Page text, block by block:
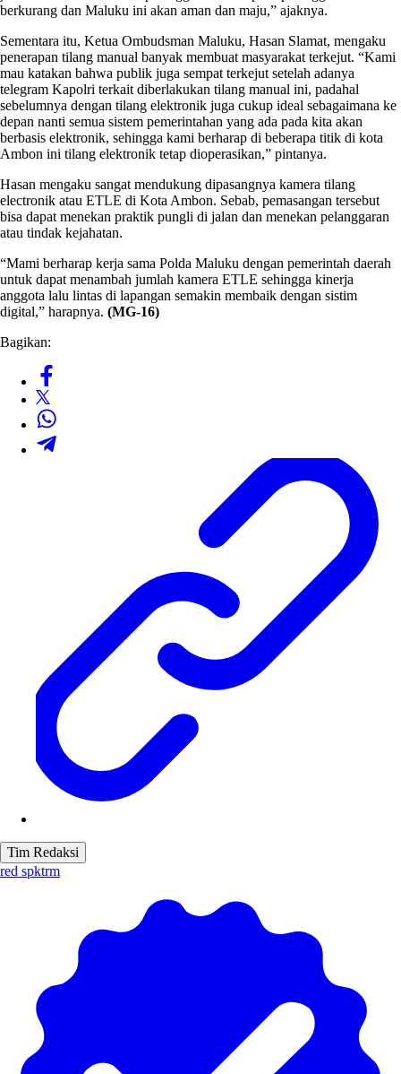
berkurang dan Maluku ini akan aman dan maju,” ajaknya.
Sementara itu, Ketua Ombudsman Maluku, Hasan Slamat, mengaku
penerapan tilang manual banyak membuat masyarakat terkejut. “Kami
mau katakan bahwa publik juga sempat terkejut setelah adanya
telegram Kapolri terkait diberlakukan tilang manual ini, padahal
sebelumnya dengan tilang elektronik juga cukup ideal sebagaimana ke
depan nanti semua sistem pemerintahan yang ada pada kita akan
berbasis elektronik, sehingga kami berharap di beberapa titik di kota
Ambon ini tilang elektronik tetap dioperasikan,” pintanya.
Hasan mengaku sangat mendukung dipasangnya kamera tilang
electronik atau ETLE di Kota Ambon. Sebab, pemasangan tersebut
bisa dapat menekan praktik pungli di jalan dan menekan pelanggaran
atau tindak kejahatan.
“Mami berharap kerja sama Polda Maluku dengan pemerintah daerah
untuk dapat menambah jumlah kamera ETLE sehingga kinerja
anggota lalu lintas di lapangan semakin membaik dengan sistim
digital,” harapnya. (MG-16)
Bagikan:
Tim Redaksi
red spktrm